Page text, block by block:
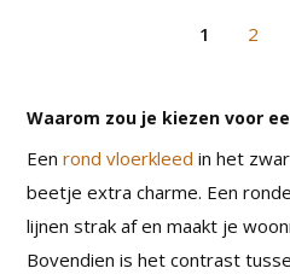
1 2
Waarom zou je kiezen voor
Eenrond vloerkleed in het
beetje extra charme. Een
lijnen strak af en maakt je
Bovendien is het contrast